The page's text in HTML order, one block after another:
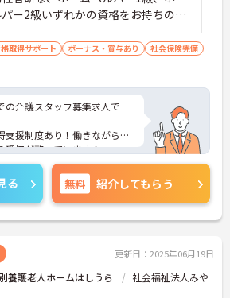
ー2級いずれかの資格をお持ちの方
験者尚可 ■普通自動車運転免許
定可）
取得サポート ボーナス・賞与あり
社会保険完備
の介護スタッフ募集求人で
支援制度あり！働きながらス
環境が整っています！
接のポイントなど、さらに詳
気軽にご相談ください。
る 無料 紹介してもらう
更新日：2025年06月19日
養護老人ホームはしうら
社会福祉法人みや